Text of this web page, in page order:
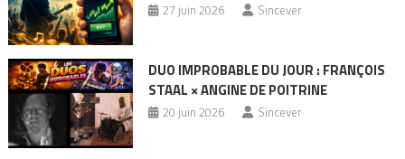
27 juin 2026 Sincever
DUO IMPROBABLE DU JOUR : FRANÇOIS
STAAL × ANGINE DE POITRINE
20 juin 2026 Sincever